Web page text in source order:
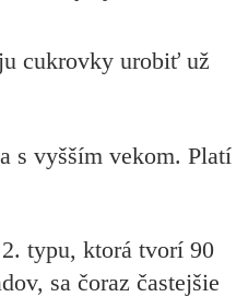
cukrovky urobiť už
s vyšším vekom. Platí
2. typu, ktorá tvorí 90
sa čoraz častejšie